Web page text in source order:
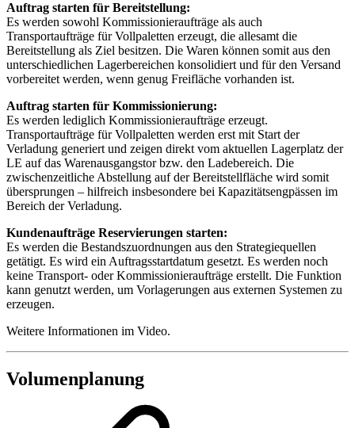
Auftrag starten für Bereitstellung:
Es werden sowohl Kommissionieraufträge als auch
Transportaufträge für Vollpaletten erzeugt, die allesamt die
Bereitstellung als Ziel besitzen. Die Waren können somit aus den
unterschiedlichen Lagerbereichen konsolidiert und für den Versand
vorbereitet werden, wenn genug Freifläche vorhanden ist.
Auftrag starten für Kommissionierung:
Es werden lediglich Kommissionieraufträge erzeugt.
Transportaufträge für Vollpaletten werden erst mit Start der
Verladung generiert und zeigen direkt vom aktuellen Lagerplatz der
LE auf das Warenausgangstor bzw. den Ladebereich. Die
zwischenzeitliche Abstellung auf der Bereitstellfläche wird somit
übersprungen – hilfreich insbesondere bei Kapazitätsengpässen im
Bereich der Verladung.
Kundenaufträge Reservierungen starten:
Es werden die Bestandszuordnungen aus den Strategiequellen
getätigt. Es wird ein Auftragsstartdatum gesetzt. Es werden noch
keine Transport- oder Kommissionieraufträge erstellt. Die Funktion
kann genutzt werden, um Vorlagerungen aus externen Systemen zu
erzeugen.
Weitere Informationen im Video.
Volumenplanung